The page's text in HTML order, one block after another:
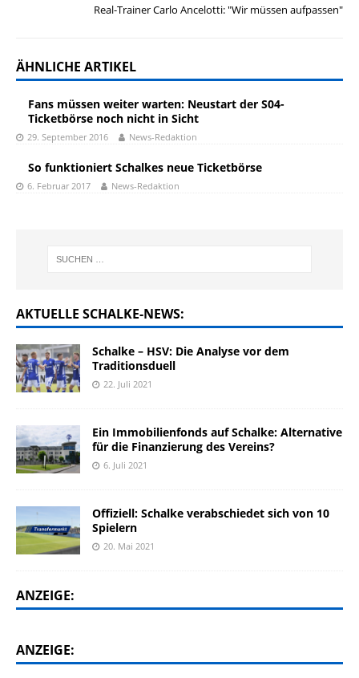
Real-Trainer Carlo Ancelotti: "Wir müssen aufpassen"
ÄHNLICHE ARTIKEL
Fans müssen weiter warten: Neustart der S04-
Ticketbörse noch nicht in Sicht
29. September 2016 News-Redaktion
So funktioniert Schalkes neue Ticketbörse
6. Februar 2017 News-Redaktion
AKTUELLE SCHALKE-NEWS:
Schalke – HSV: Die Analyse vor dem
Traditionsduell
22. Juli 2021
Ein Immobilienfonds auf Schalke: Alternative
für die Finanzierung des Vereins?
6. Juli 2021
Offiziell: Schalke verabschiedet sich von 10
Spielern
20. Mai 2021
ANZEIGE:
ANZEIGE: